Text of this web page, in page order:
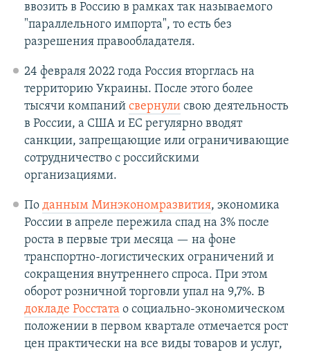
ввозить в Россию в рамках так называемого
"параллельного импорта", то есть без
разрешения правообладателя.
24 февраля 2022 года Россия вторглась на
территорию Украины. После этого более
тысячи компаний свернулисвою деятельность
в России, а США и ЕС регулярно вводят
санкции, запрещающие или ограничивающие
сотрудничество с российскими
организациями.
По данным Минэкономразвития, экономика
России в апреле пережила спад на 3% после
роста в первые три месяца — на фоне
транспортно-логистических ограничений и
сокращения внутреннего спроса. При этом
оборот розничной торговли упал на 9,7%. В
докладе Росстата о социально-экономическом
положении в первом квартале отмечается рост
цен практически на все виды товаров и услуг,